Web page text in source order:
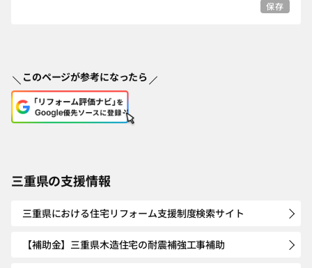
保存
このページが参考になったら
三重県の支援情報
三重県における住宅リフォーム支援制度検索サイト
【補助金】三重県木造住宅の耐震補強工事補助